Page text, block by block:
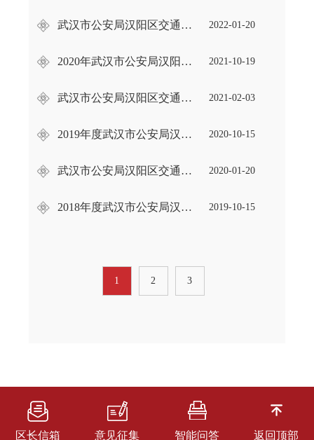
武汉市公安局汉阳区交通大队 2022年部门预算及“三公”经费公开 2022-01-20
2020年武汉市公安局汉阳区交通大队部门决算 2021-10-19
武汉市公安局汉阳区交通大队 2021年部门预算及“三公”经费公开 2021-02-03
2019年度武汉市公安局汉阳区交通大队部门决算 2020-10-15
武汉市公安局汉阳区交通大队2020年部门预算及“三公”经费公开 2020-01-20
2018年度武汉市公安局汉阳区交通大队部门决算 2019-10-15
1 2 3
区长信箱 意见征集 智能问答 返回顶部